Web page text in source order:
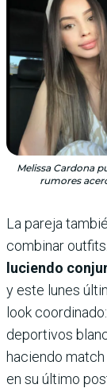
Melissa Cardona
rumores
La pareja
combinar outfits.
luciendo
y este lunes
look
deportivos
haciendo
en su último